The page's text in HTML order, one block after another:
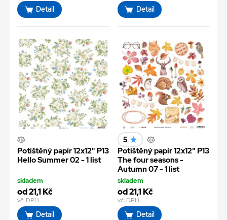
Detail Detail
Potištěný papír 12x12" P13
Hello Summer 02 - 1 list
skladem
od 21,1 Kč
vč. DPH
Detail
5
Potištěný papír 12x12" P13
The four seasons -
Autumn 07 - 1 list
skladem
od 21,1 Kč
vč. DPH
Detail